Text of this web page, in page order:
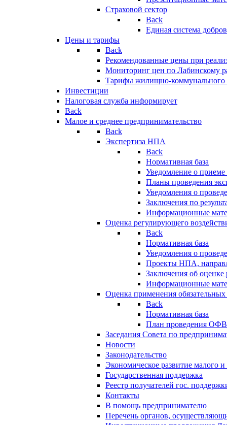
Страховой сектор
Back
Единая система
Цены и тарифы
Back
Рекомендованные цены при
Мониторинг цен по Лабинскому
Тарифы жилищно-коммунального
Инвестиции
Налоговая служба информирует
Back
Малое и среднее предпринимательство
Back
Экспертиза НПА
Back
Нормативная база
Уведомление о
Планы проведения
Уведомления о
Заключения по
Информационные
Оценка регулирующего
Back
Нормативная база
Уведомления о
Проекты НПА,
Заключения об
Информационные
Оценка применения
Back
Нормативная база
План проведения
Заседания Совета по
Новости
Законодательство
Экономическое развитие малого и
Государственная поддержка
Реестр получателей гос.
Контакты
В помощь предпринимателю
Перечень органов,